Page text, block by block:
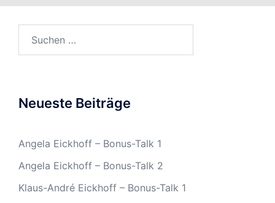
Neueste Beiträge
Angela Eickhoff – Bonus-Talk 1
Angela Eickhoff – Bonus-Talk 2
Klaus-André Eickhoff – Bonus-Talk 1